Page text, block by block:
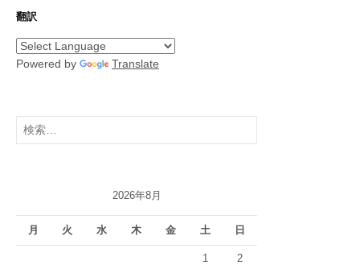
翻訳
Powered by Translate
検
索:
2026年8月
月 火 水 木 金 土 日
1 2